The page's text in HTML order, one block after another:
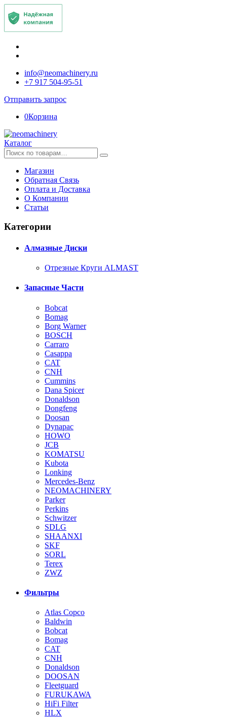
info@neomachinery.ru
+7 917 504-95-51
Отправить запрос
0Корзина
Каталог
Искать:
Магазин
Обратная Связь
Оплата и Доставка
О Компании
Статьи
Категории
Алмазные Диски
Отрезные Круги ALMAST
Запасные Части
Bobcat
Bomag
Borg Warner
BOSCH
Carraro
Casappa
CAT
CNH
Cummins
Dana Spicer
Donaldson
Dongfeng
Doosan
Dynapac
HOWO
JCB
KOMATSU
Kubota
Lonking
Mercedes-Benz
NEOMACHINERY
Parker
Perkins
Schwitzer
SDLG
SHAANXI
SKF
SORL
Terex
ZWZ
Фильтры
Atlas Copco
Baldwin
Bobcat
Bomag
CAT
CNH
Donaldson
DOOSAN
Fleetguard
FURUKAWA
HiFi Filter
HLX